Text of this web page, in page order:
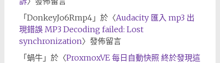
「DonkeyJo6Rmp4」於〈Audacity 匯入 mp3 出
現錯誤 MP3 Decoding failed: Lost
synchronization〉發佈留言
「蝸牛」於〈ProxmoxVE 每日自動快照 終於發現這